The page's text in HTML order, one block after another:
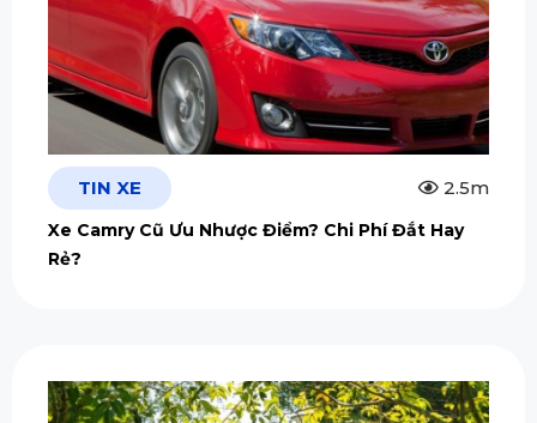
TIN XE 2.5m
Xe Camry Cũ Ưu Nhược Điểm? Chi Phí Đắt Hay
Rẻ?